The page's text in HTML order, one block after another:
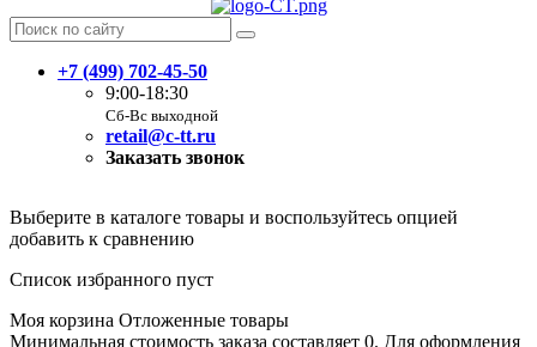
+7 (499) 702-45-50
9:00-18:30
Сб-Вс выходной
retail@c-tt.ru
Заказать звонок
Выберите в каталоге товары и воспользуйтесь опцией
добавить к сравнению
Список избранного пуст
Моя корзина Отложенные товары
Минимальная стоимость заказа составляет 0. Для оформления